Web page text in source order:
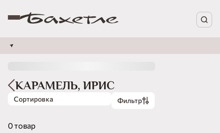
КАРАМЕЛЬ, ИРИС
Сортировка Фильтр
0 товар